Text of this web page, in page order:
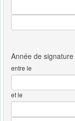
entre le
et le